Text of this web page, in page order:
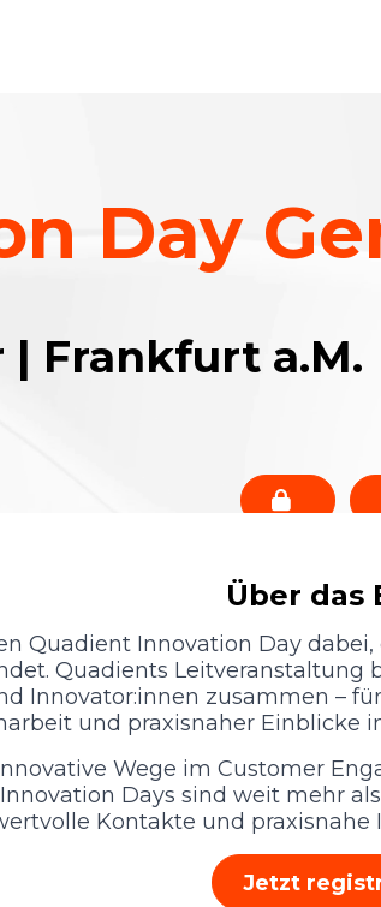
Day
| Frankfurt a.M.
Über das
Quadient Innovation Day
Quadients
Innovator:innen zusammen –
und praxisnaher Einblicke
Wege im Customer
Days sind weit mehr
Kontakte und praxisnahe
Jetzt